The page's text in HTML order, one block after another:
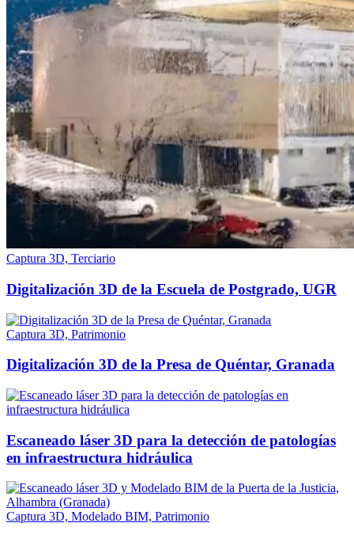
Captura 3D, Terciario
Digitalización 3D de la Escuela de Postgrado, UGR
Captura 3D, Patrimonio
Digitalización 3D de la Presa de Quéntar, Granada
Escaneado láser 3D para la detección de patologías
en infraestructura hidráulica
Captura 3D, Modelado BIM, Patrimonio